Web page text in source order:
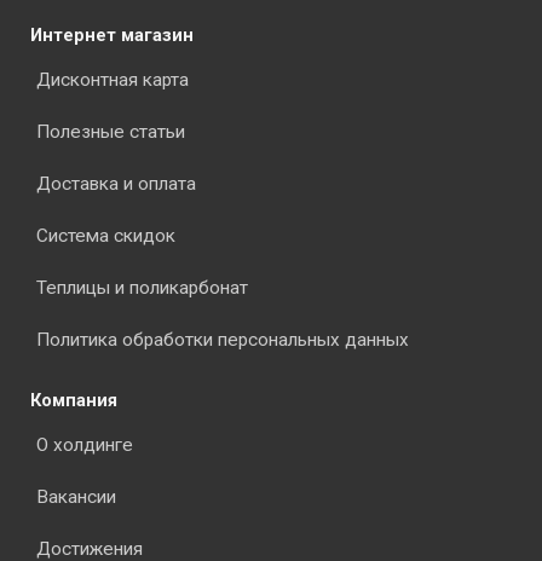
Интернет магазин
Дисконтная карта
Полезные статьи
Доставка и оплата
Система скидок
Теплицы и поликарбонат
Политика обработки персональных данных
Компания
О холдинге
Вакансии
Достижения